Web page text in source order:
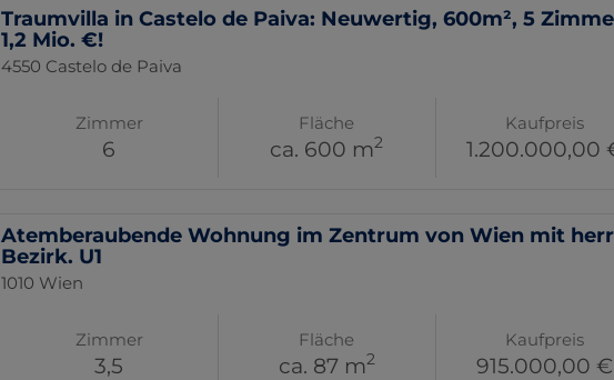
Traumvilla in Castelo de Paiva: Neuwertig, 600m², 5
1,2 Mio. €!
4550 Castelo de Paiva
Zimmer
6
Fläche
ca. 600 m2
Kaufpreis
1.200.000,00
Atemberaubende Wohnung im Zentrum von Wien mit
Bezirk. U1
1010 Wien
Zimmer
3,5
Fläche
ca. 87 m2
Kaufpreis
915.000,00 €